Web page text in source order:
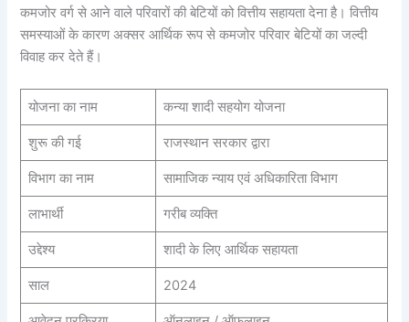
कमजोर वर्ग से आने वाले परिवारों की बेटियों को वित्तीय सहायता देना है। वित्तीय
समस्याओं के कारण अक्सर आर्थिक रूप से कमजोर परिवार बेटियों का जल्दी
विवाह कर देते हैं।
योजना का नाम कन्या शादी सहयोग योजना
शुरू की गई राजस्थान सरकार द्वारा
विभाग का नाम सामाजिक न्याय एवं अधिकारिता विभाग
लाभार्थी गरीब व्यक्ति
उद्देश्य शादी के लिए आर्थिक सहायता
साल 2024